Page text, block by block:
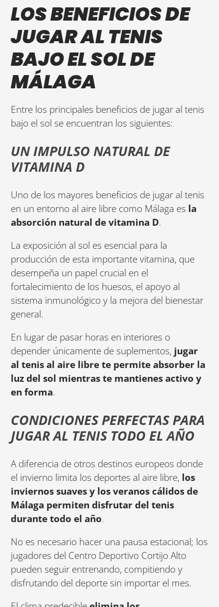
LOS BENEFICIOS DE
JUGAR AL TENIS
BAJO EL SOL DE
MÁLAGA
Entre los principales beneficios de jugar al tenis
bajo el sol se encuentran los siguientes:
UN IMPULSO NATURAL DE
VITAMINA D
Uno de los mayores beneficios de jugar al tenis
en un entorno al aire libre como Málaga es la
absorción natural de vitamina D.
La exposición al sol es esencial para la
producción de esta importante vitamina, que
desempeña un papel crucial en el
fortalecimiento de los huesos, el apoyo al
sistema inmunológico y la mejora del bienestar
general.
En lugar de pasar horas en interiores o
depender únicamente de suplementos, jugar
al tenis al aire libre te permite absorber la
luz del sol mientras te mantienes activo y
en forma.
CONDICIONES PERFECTAS PARA
JUGAR AL TENIS TODO EL AÑO
A diferencia de otros destinos europeos donde
el invierno limita los deportes al aire libre, los
inviernos suaves y los veranos cálidos de
Málaga permiten disfrutar del tenis
durante todo el año.
No es necesario hacer una pausa estacional; los
jugadores del Centro Deportivo Cortijo Alto
pueden seguir entrenando, compitiendo y
disfrutando del deporte sin importar el mes.